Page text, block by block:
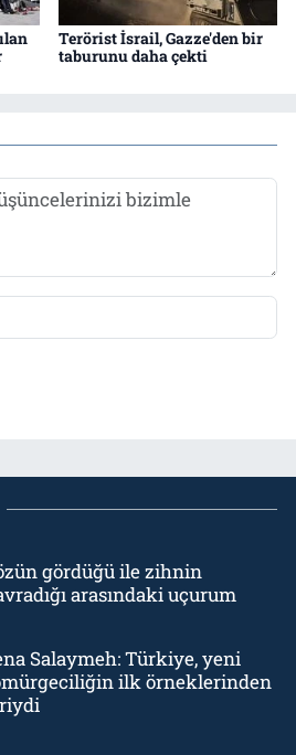
Terörist İsrail, Gazze'den bir
taburunu daha çekti
gördüğü ile zihnin
arasındaki uçurum
Salaymeh: Türkiye, yeni
ilk örneklerinden